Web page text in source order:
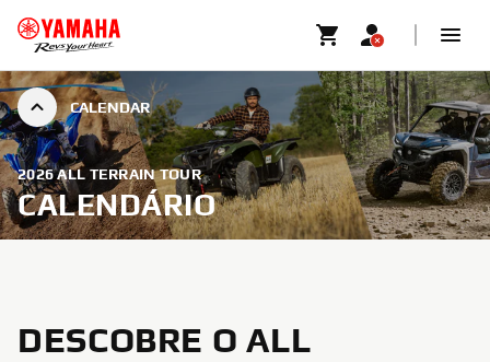
CALENDAR
2026 ALL TERRAIN TOUR
CALENDÁRIO
DESCOBRE O ALL